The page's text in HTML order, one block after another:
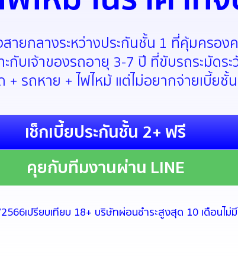
ายกลางระหว่างประกันชั้น 1 ที่คุ้มครอง
กับเจ้าของรถอายุ 3-7 ปี ที่ขับรถระมัดร
รถหาย + ไฟไหม้ แต่ไม่อยากจ่ายเบี้ยชั้
เช็กเบี้ยประกันชั้น 2+ ฟรี
คุยกับทีมงานผ่าน LINE
เปรียบเทียบ 18+ บริษัทผ่อนชำระสูงสุด 10 เดือนไม่